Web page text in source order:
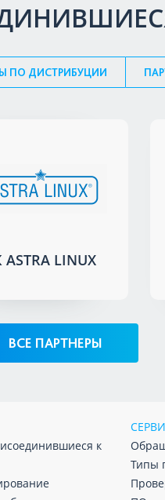
ПО ДИСТРИБУЦИИ
ASTRA LINUX
ВСЕ ПАРТНЕРЫ
к
Типы